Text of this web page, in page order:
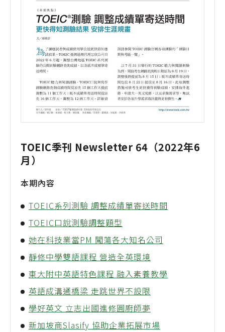
TOEIC季刊 Newsletter 64（2022年6
月）
本期內容
TOEIC系列測驗 調整成績單寄送時間
TOEIC口說測驗調整題型
她在科技業當PM 闖蕩各大知名公司
靜修中學雙語課程 營造全英環境
東大附中英語特色課程 融入素養教學
英語成溝通橋梁 走跳世界不設限
學好英文 立志出國進修圓廚師夢
新加坡商Slasify 協助企業拓展市場